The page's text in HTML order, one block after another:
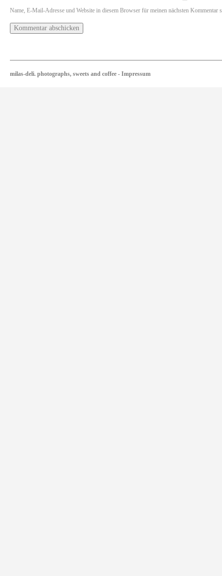
Name, E-Mail-Adresse und Website in diesem Browser für meinen nächsten Kommentar
milas-deli. photographs, sweets and coffee - Impressum